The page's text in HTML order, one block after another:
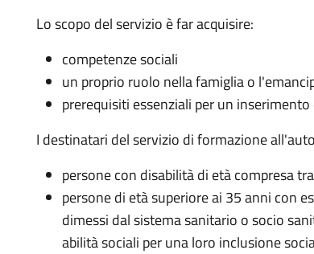
Lo scopo del servizio è far acquisire:
competenze sociali
un proprio ruolo nella famiglia o
prerequisiti essenziali per un
I destinatari del servizio di formazione
persone con disabilità di età compresa
persone di età superiore ai 35 anni con
dimessi dal sistema sanitario o socio
abilità sociali per una loro inclusione